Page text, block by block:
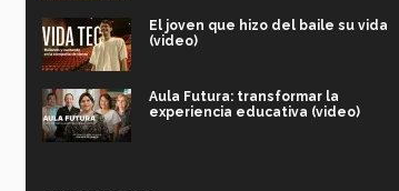
El joven que hizo del baile su vida
(video)
Aula Futura: transformar la
experiencia educativa (video)